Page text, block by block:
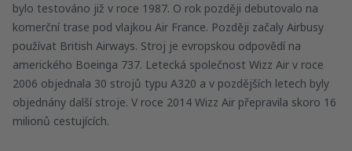
bylo testováno již v roce 1987. O rok později debutovalo na
komerční trase pod vlajkou Air France. Později začaly Airbusy
používat British Airways. Stroj je evropskou odpovědí na
amerického Boeinga 737. Letecká společnost Wizz Air v roce
2006 objednala 30 strojů typu A320 a v pozdějších letech byly
objednány další stroje. V roce 2014 Wizz Air přepravila skoro 16
milionů cestujících.